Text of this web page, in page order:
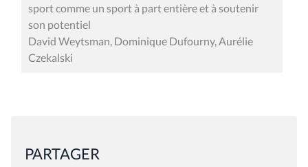
sport comme un sport à part entière et à soutenir
son potentiel
David Weytsman, Dominique Dufourny, Aurélie
Czekalski
PARTAGER